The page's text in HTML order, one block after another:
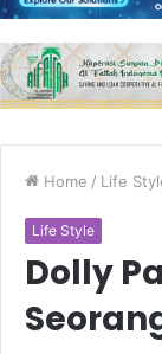
Home / Life
Life Style
Dolly